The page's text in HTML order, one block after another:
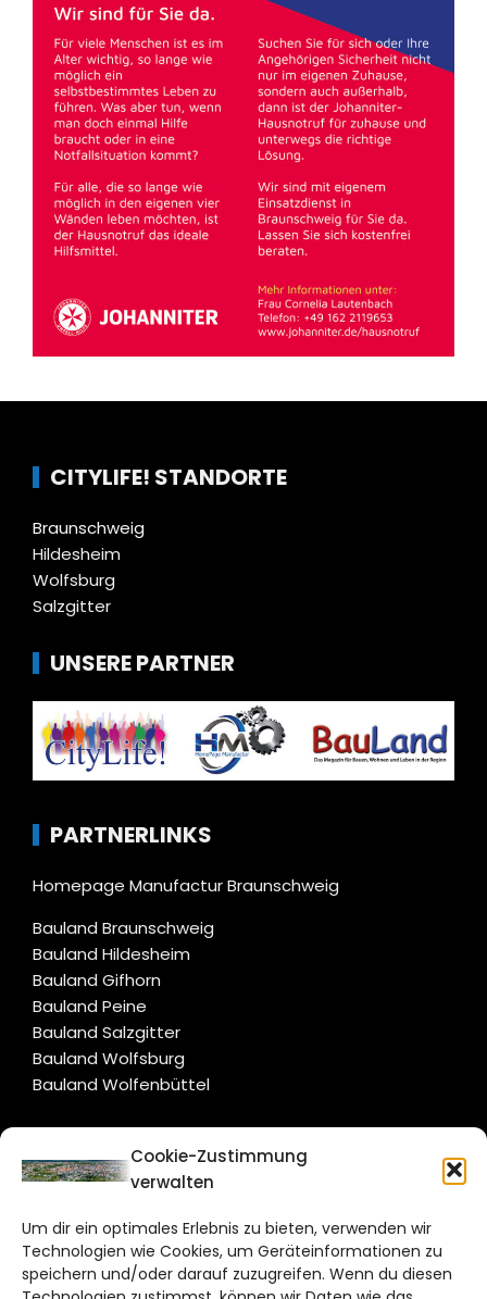
Cookie-Zustimmung
verwalten
Um dir ein optimales Erlebnis zu bieten, verwenden wir
Technologien wie Cookies, um Geräteinformationen zu
speichern und/oder darauf zuzugreifen. Wenn du diesen
CITYLIFE! STANDORTE
Braunschweig
Hildesheim
Wolfsburg
Salzgitter
UNSERE PARTNER
PARTNERLINKS
Homepage Manufactur Braunschweig
Bauland Braunschweig
Bauland Hildesheim
Bauland Gifhorn
Bauland Peine
Bauland Salzgitter
Bauland Wolfsburg
Bauland Wolfenbüttel
CITYLIFE!
Bruchtorwall 12
38100 Braunschweig